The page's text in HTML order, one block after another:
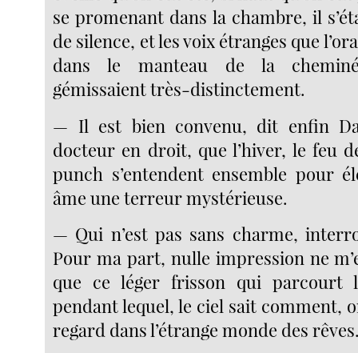
se promenant dans la chambre, il
de silence, et les voix étranges que
dans le manteau de la
gémissaient très-distinctement.
— Il est bien convenu, dit enfin
docteur en droit, que l’hiver, le feu
punch s’entendent ensemble pour
âme une terreur mystérieuse.
— Qui n’est pas sans charme,
Pour ma part, nulle impression ne
que ce léger frisson qui parcourt
pendant lequel, le ciel sait comment,
regard dans l’étrange monde des